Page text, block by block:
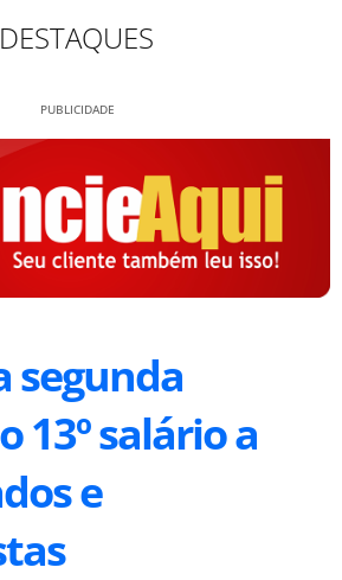
DESTAQUES
PUBLICIDADE
segunda
13º salário a
e